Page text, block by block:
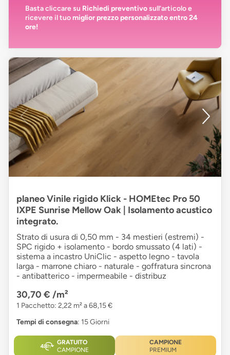
Basta cliccare su Richiedi preventivosull’articolo e
ricevere il tuomiglior prezzo personalizzato entro 24
ore!
planeo Vinile rigido Klick - HOMEtec Pro 50
IXPE Sunrise Mellow Oak | Isolamento acustico
integrato.
Strato di usura di 0,50 mm - 34 mestieri (estremi) -
SPC rigido + isolamento - bordo smussato (4 lati) -
sistema a incastro UniClic - aspetto legno - tavola
larga - marrone chiaro - naturale - goffratura sincrona
- antibatterico - impermeabile - distribuz
30,70 € /m²
1 Pacchetto: 2,22 m² a 68,15 €
Tempi di consegna: 15 Giorni
GRATUITO
CAMPIONE
CAMPIONE
PREMIUM